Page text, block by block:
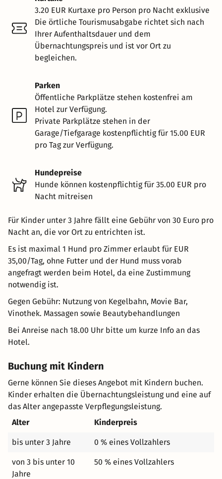
3.20 EUR Kurtaxe pro Person pro Nacht exklusive
Die örtliche Tourismusabgabe richtet sich nach
Ihrer Aufenthaltsdauer und dem
Übernachtungspreis und ist vor Ort zu
begleichen.
Parken
Öffentliche Parkplätze stehen kostenfrei am
Hotel zur Verfügung.
Private Parkplätze stehen in der
Garage/Tiefgarage kostenpflichtig für 15.00 EUR
pro Tag zur Verfügung.
Hundepreise
Hunde können kostenpflichtig für 35.00 EUR pro
Nacht mitreisen
Für Kinder unter 3 Jahre fällt eine Gebühr von 30 Euro pro
Nacht an, die vor Ort zu entrichten ist.
Es ist maximal 1 Hund pro Zimmer erlaubt für EUR
35,00/Tag, ohne Futter und der Hund muss vorab
angefragt werden beim Hotel, da eine Zustimmung
notwendig ist.
Gegen Gebühr: Nutzung von Kegelbahn, Movie Bar,
Vinothek. Massagen sowie Beautybehandlungen
Bei Anreise nach 18.00 Uhr bitte um kurze Info an das
Hotel.
Buchung mit Kindern
Gerne können Sie dieses Angebot mit Kindern buchen.
Kinder erhalten die Übernachtungsleistung und eine auf
das Alter angepasste Verpflegungsleistung.
Alter
Kinderpreis
bis unter 3 Jahre 0 % eines Vollzahlers
von 3 bis unter 10
Jahre
50 % eines Vollzahlers